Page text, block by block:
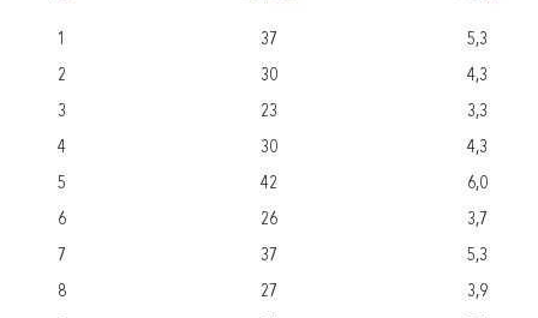
1 37
5,3
2
30
4,3
3
23
3,3
4
30
4,3
5
42
6,0
6
26
3,7
7
37
5,3
8
27
3,9